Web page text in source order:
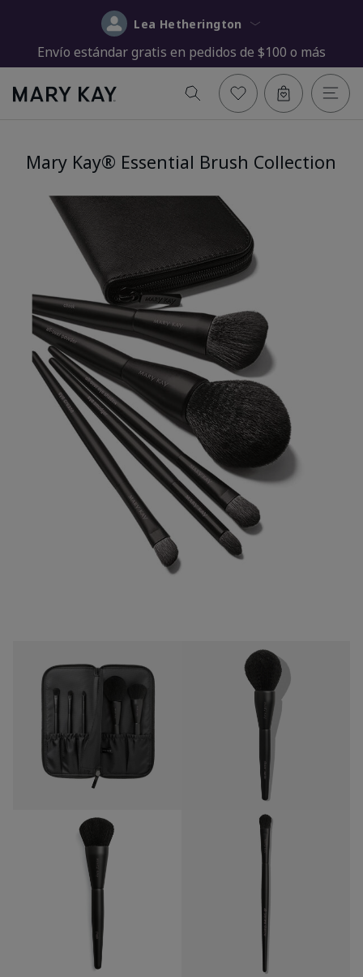
Lea Hetherington
Envío estándar gratis en pedidos de $100 o más
Mary Kay® Essential Brush Collection